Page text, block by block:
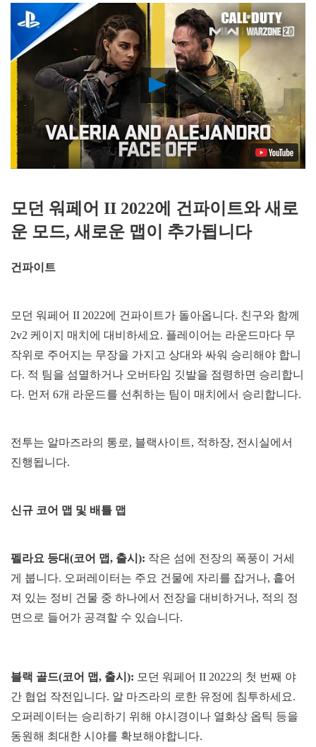
Play
Video
모던 워페어 II 2022에 건파이트와 새로
운 모드, 새로운 맵이 추가됩니다
건파이트
모던 워페어 II 2022에 건파이트가 돌아옵니다. 친구와 함께
2v2 케이지 매치에 대비하세요. 플레이어는 라운드마다 무
작위로 주어지는 무장을 가지고 상대와 싸워 승리해야 합니
다. 적 팀을 섬멸하거나 오버타임 깃발을 점령하면 승리합니
다. 먼저 6개 라운드를 선취하는 팀이 매치에서 승리합니다.
전투는 알마즈라의 통로, 블랙사이트, 적하장, 전시실에서
진행됩니다.
신규 코어 맵 및 배틀 맵
펠라요 등대(코어 맵, 출시): 작은 섬에 전장의 폭풍이 거세
게 붑니다. 오퍼레이터는 주요 건물에 자리를 잡거나, 흩어
져 있는 정비 건물 중 하나에서 전장을 대비하거나, 적의 정
면으로 들어가 공격할 수 있습니다.
블랙 골드(코어 맵, 출시): 모던 워페어 II 2022의 첫 번째 야
간 협업 작전입니다. 알 마즈라의 로한 유정에 침투하세요.
오퍼레이터는 승리하기 위해 야시경이나 열화상 옵틱 등을
동원해 최대한 시야를 확보해야합니다.